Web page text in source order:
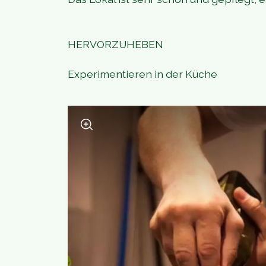
HERVORZUHEBEN
Experimentieren in der Küche